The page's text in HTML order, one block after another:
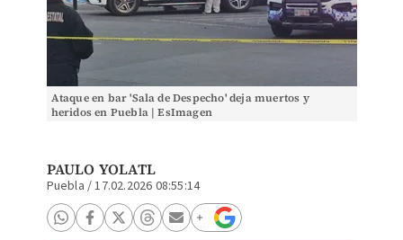
Ataque en bar 'Sala de Despecho' deja muertos y
heridos en Puebla | EsImagen
PAULO YOLATL
Puebla /17.02.2026 08:55:14